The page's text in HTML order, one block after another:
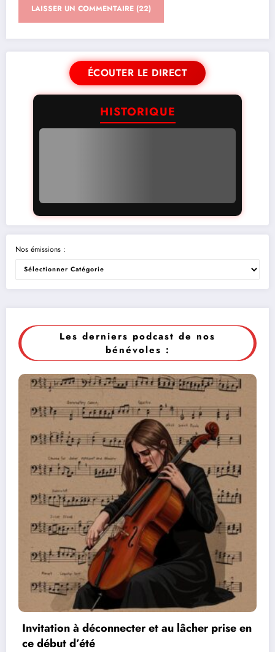
ÉCOUTER LE DIRECT
HISTORIQUE
Nos émissions :
Les derniers podcast de nos
bénévoles :
en
Les réseaux de communication entre les
vidéos